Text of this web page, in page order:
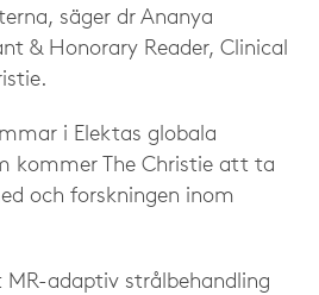
säger dr Ananya
& Honorary Reader, Clinical
i Elektas globala
kommer The Christie att ta
och forskningen inom
adaptiv strålbehandling